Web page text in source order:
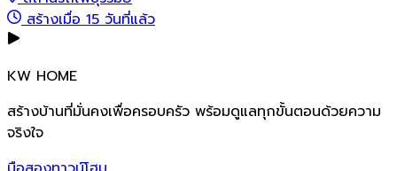
สร้างเมื่อ 15 วันที่แล้ว
KW HOME
สร้างบ้านที่มั่นคงเพื่อครอบครัว พร้อมดูแลทุกขั้นตอนด้วยความ
จริงใจ